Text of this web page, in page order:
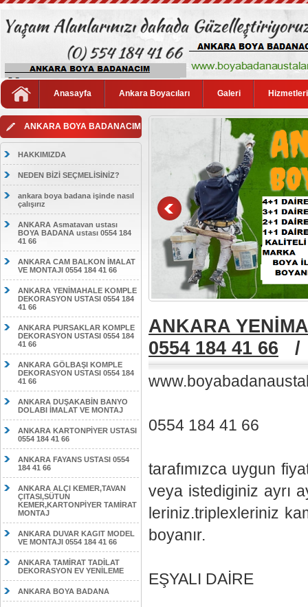
Anasayfa Ankara Boyacıları Galeri
ANKARA BOYA BADANACIM
HAKKIMIZDA
NEDEN BİZİ SEÇMELİSİNİZ?
ankara boya badana işinde nasıl
çalışırız
ANKARA Asmatavan ustası
BOYA BADANA ustası 0554 184
41 66
ANKARA CAM BALKON İMALAT
VE MONTAJI 0554 184 41 66
ANKARA YENİMAHALE KOMPLE
DEKORASYON USTASI 0554 184
41 66
ANKARA PURSAKLAR KOMPLE
DEKORASYON USTASI 0554 184
41 66
ANKARA GÖLBAŞI KOMPLE
DEKORASYON USTASI 0554 184
41 66
ANKARA DUŞAKABİN BANYO
DOLABI İMALAT VE MONTAJ
ANKARA KARTONPİYER USTASI
0554 184 41 66
ANKARA FAYANS USTASI 0554
184 41 66
ANKARA ALÇI KEMER,TAVAN
ÇITASI,SÜTUN
KEMER,KARTONPİYER TAMİRAT
MONTAJ
ANKARA DUVAR KAGIT MODEL
VE MONTAJI 0554 184 41 66
ANKARA TAMİRAT TADİLAT
DEKORASYON EV YENİLEME
ANKARA BOYA BADANA
ANKARA
0554 184 41 66
0554 184 41 66
tarafımızca uygun
veya istediginiz ayrı
leriniz.triplexleriniz
boyanır.
EŞYALI DAİRE